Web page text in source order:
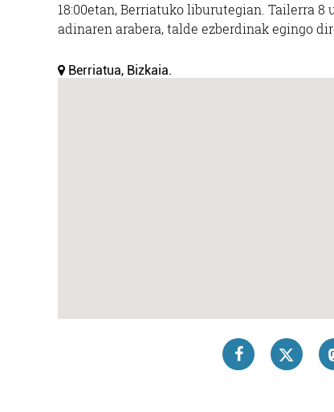
18:00etan, Berriatuko liburutegian. Tailerra
adinaren arabera, talde ezberdinak egingo
Berriatua, Bizkaia.